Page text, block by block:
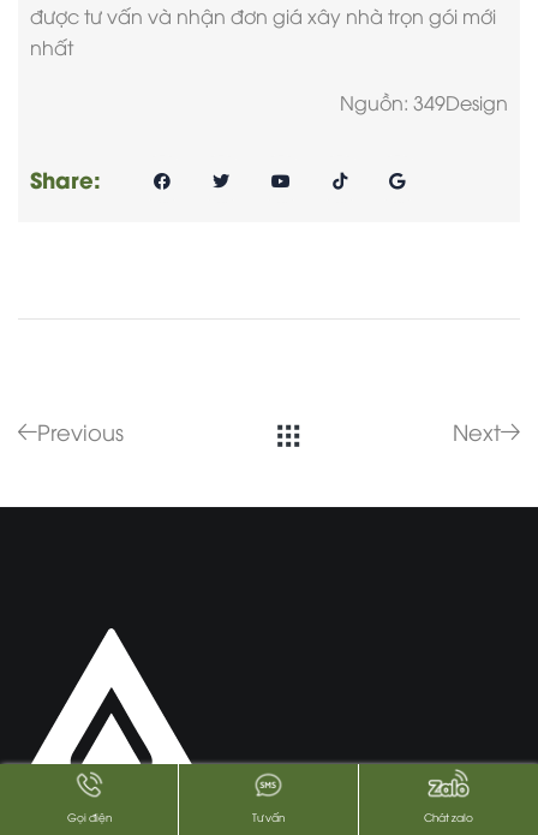
được tư vấn và nhận đơn giá xây nhà trọn gói mới
nhất
Nguồn: 349Design
Share:
Previous Next
Gọi điện Tư vấn Chát zalo